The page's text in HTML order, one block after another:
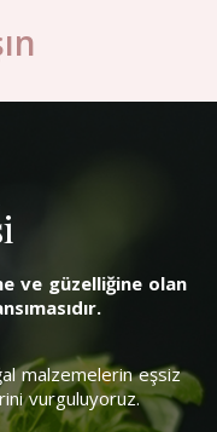
ve güzelliğine olan
malzemelerin eşsiz
vurguluyoruz.